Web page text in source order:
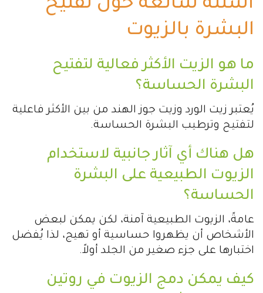
أسئلة شائعة حول تفتيح
البشرة بالزيوت
ما هو الزيت الأكثر فعالية لتفتيح
البشرة الحساسة؟
يُعتبر زيت الورد وزيت جوز الهند من بين الأكثر فاعلية
لتفتيح وترطيب البشرة الحساسة.
هل هناك أي آثار جانبية لاستخدام
الزيوت الطبيعية على البشرة
الحساسة؟
عامةً، الزيوت الطبيعية آمنة، لكن يمكن لبعض
الأشخاص أن يظهروا حساسية أو تهيج، لذا يُفضل
اختبارها على جزء صغير من الجلد أولاً.
كيف يمكن دمج الزيوت في روتين